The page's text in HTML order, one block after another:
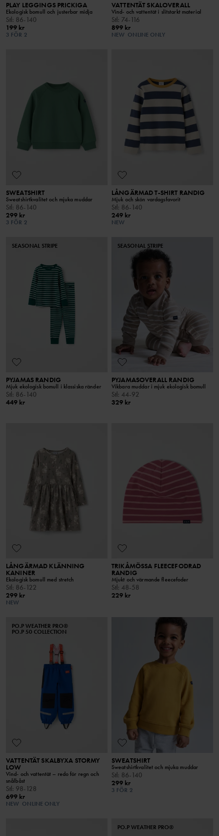
PLAY LEGGINGS PRICKIGA
Ekologisk bomull och justerbar midja
Stl: 86-140
199 kr
3 FÖR 2
VATTENTÄT SKALOVERALL
Vind- och vattentät i slitstarkt material
Stl: 74-116
899 kr
NEW ONLINE ONLY
SWEATSHIRT
Sweatshirtkvalitet och mjuka muddar
Stl: 86-140
299 kr
3 FÖR 2
LÅNGÄRMAD T-SHIRT RANDIG
Mjuk och skön vardagsfavorit
Stl: 86-140
249 kr
NEW
SEASONAL STRIPE
PYJAMAS RANDIG
Mjuk ekologisk bomull i klassiska ränder
Stl: 86-140
449 kr
SEASONAL STRIPE
PYJAMASOVERALL RANDIG
Vikbara muddar i mjuk ekologisk bomull
Stl: 44-92
329 kr
LÅNGÄRMAD KLÄNNING
KANINER
Ekologisk bomull med stretch
Stl: 86-122
299 kr
NEW
TRIKÅMÖSSA FLEECEFODRAD
RANDIG
Mjukt och värmande fleecefoder
Stl: 48-58
229 kr
PO.P WEATHER PRO®
PO.P 50 COLLECTION
VATTENTÄT SKALBYXA STORMY
LOW
Vind- och vattentät – redo för regn och
snålbåst
Stl: 98-128
699 kr
NEW ONLINE ONLY
SWEATSHIRT
Sweatshirtkvalitet och mjuka muddar
Stl: 86-140
299 kr
3 FÖR 2
PO.P WEATHER PRO®